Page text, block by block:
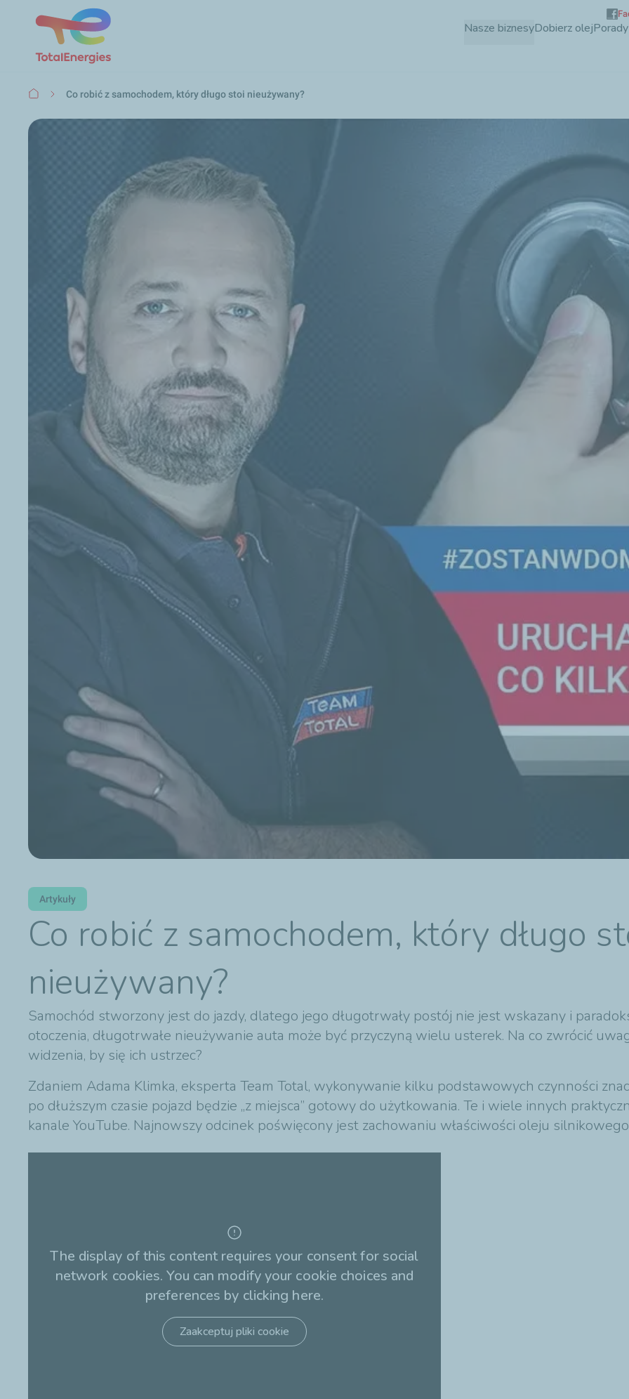
Przejdź
Nasze biznesyDobierz olej
Ścieżka Co robić z samochodem, który długo stoi nieużywany?
Artykuły
Co robić z samochodem, który długo
nieużywany?
Samochód stworzony jest do jazdy, dlatego jego długotrwały postój nie jest wskazany i
otoczenia, długotrwałe nieużywanie auta może być przyczyną wielu usterek. Na co zwrócić
widzenia, by się ich ustrzec?
Zdaniem Adama Klimka, eksperta Team Total, wykonywanie kilku podstawowych czynności
po dłuższym czasie pojazd będzie „z miejsca” gotowy do użytkowania. Te i wiele innych
kanale YouTube. Najnowszy odcinek poświęcony jest zachowaniu właściwości oleju
The display of this content requires your consent for social
network cookies. You can modify your cookie choices and
preferences by clicking here.
Zaakceptuj pliki cookie